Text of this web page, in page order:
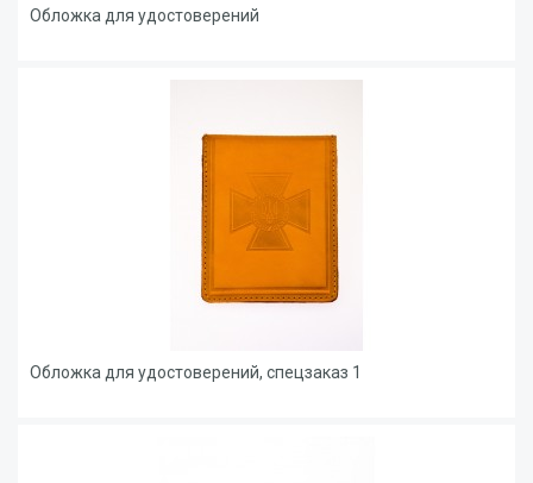
Обложка для удостоверений
Обложка для удостоверений, спецзаказ 1